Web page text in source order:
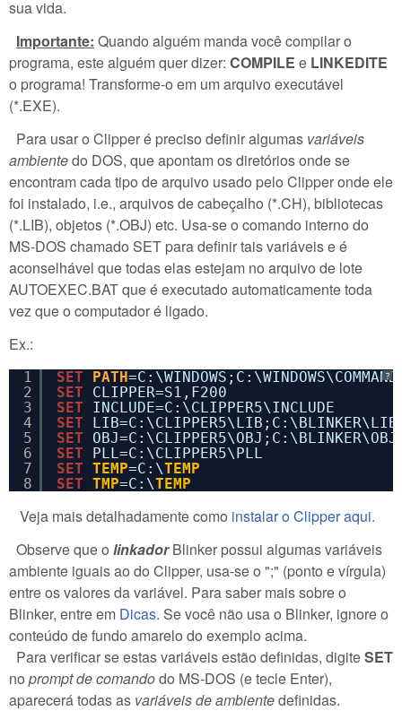
sua vida.
Importante: Quando alguém manda você compilar o
programa, este alguém quer dizer: COMPILE e LINKEDITE
o programa! Transforme-o em um arquivo executável
(*.EXE).
Para usar o Clipper é preciso definir algumas variáveis
ambientedo DOS, que apontam os diretórios onde se
encontram cada tipo de arquivo usado pelo Clipper onde ele
foi instalado, i.e., arquivos de cabeçalho (*.CH), bibliotecas
(*.LIB), objetos (*.OBJ) etc. Usa-se o comando interno do
MS-DOS chamado SET para definir tais variáveis e é
aconselhável que todas elas estejam no arquivo de lote
AUTOEXEC.BAT que é executado automaticamente toda
vez que o computador é ligado.
Ex.:
?
1
2
3
4
5
6
7
8
SET PATH
SET
CLIPPER=S1,F200
SET
INCLUDE=C:\CLIPPER5\INCLUDE
SET
LIB=C:\CLIPPER5\LIB;C:\BLINKER\LIB
SET
OBJ=C:\CLIPPER5\OBJ;C:\BLINKER\OBJ
SET
PLL=C:\CLIPPER5\PLL
SET TEMP=C:\TEMP
SET TMP=C:\TEMP
Veja mais detalhadamente como instalar o Clipper aqui.
Observe que o linkadorBlinker possui algumas variáveis
ambiente iguais ao do Clipper, usa-se o ";" (ponto e vírgula)
entre os valores da variável. Para saber mais sobre o
Blinker, entre em Dicas. Se você não usa o Blinker, ignore o
conteúdo de fundo amarelo do exemplo acima.
Para verificar se estas variáveis estão definidas, digiteSET
no prompt de comandodo MS-DOS (e tecle Enter),
aparecerá todas as variáveis de ambientedefinidas.